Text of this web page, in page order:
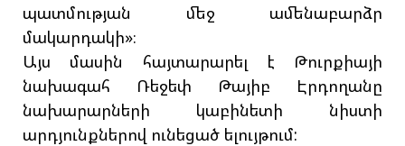
պատմության մեջ ամենաբարձր
մակարդակի»։
Այս մասին հայտարարել է Թուրքիայի
նախագահ Ռեջեփ Թայիբ Էրդողանը
նախարարների կաբինետի նիստի
արդյունքներով ունեցած ելույթում: